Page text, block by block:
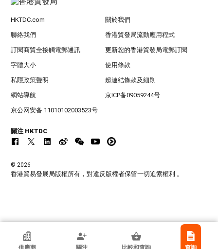
香港貿發局參展商
供應商 關注 比較和查詢 查詢
HKTDC.com 關於我們
聯絡我們 香港貿發局流動應用程式
訂閱商貿全接觸電郵通訊 更新您的香港貿發局電郵訂閱
字體大小 使用條款
私隱政策聲明 超連結條款及細則
網站導航 京ICP备09059244号
京公网安备 11010102003523号
關注 HKTDC
© 2026
香港貿易發展局版權所有，對違反版權者保留一切追索權利 。